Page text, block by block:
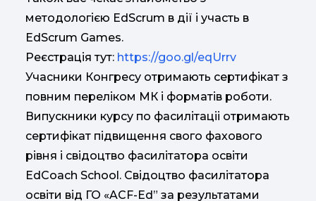
методологією EdScrum в дії і участь в
EdScrum Games.
Реєстрація тут: https://goo.gl/eqUrrv
Учасники Конгресу отримають сертифікат з
повним переліком МК і форматів роботи.
Випускники курсу по фасилітаціі отримають
сертифікат підвищення свого фахового
рівня і свідоцтво фасилітатора освіти
EdCoach School. Свідоцтво фасилітатора
освіти від ГО «ACF-Ed” за результатами